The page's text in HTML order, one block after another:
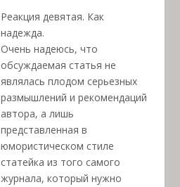
Реакция девятая. Как
надежда.
Очень надеюсь, что
обсуждаемая статья не
являлась плодом серьезных
размышлений и рекомендаций
автора, а лишь
представленная в
юмористическом стиле
статейка из того самого
журнала, который нужно